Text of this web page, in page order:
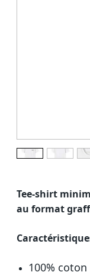
Tee-shirt
au format
100%